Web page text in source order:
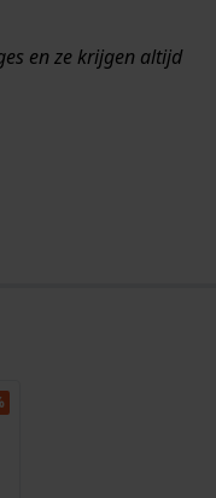
en ze krijgen altijd